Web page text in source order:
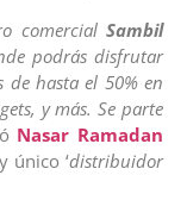
comercial Sambil
podrás disfrutar
de hasta el 50% en
y más. Se parte
Nasar Ramadan
único ‘distribuidor